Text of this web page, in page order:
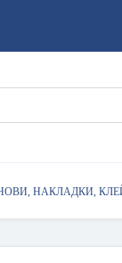
НАКЛАДКИ,